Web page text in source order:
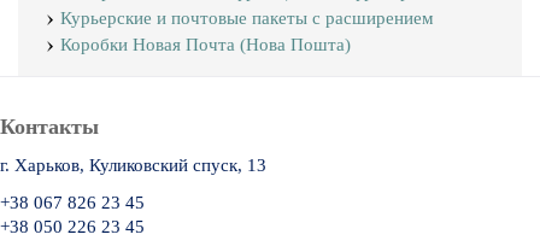
Курьерские и почтовые пакеты с расширением
Коробки Новая Почта (Нова Пошта)
Контакты
г. Харьков, Куликовский спуск, 13
+38 067 826 23 45
+38 050 226 23 45